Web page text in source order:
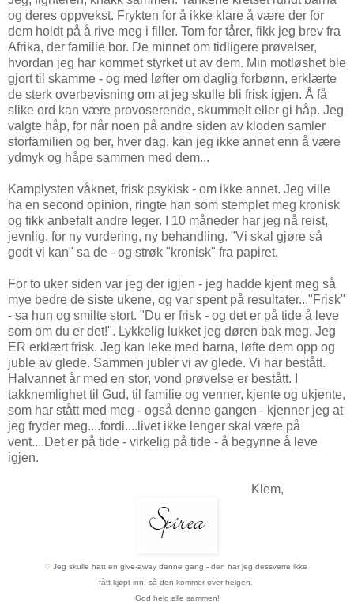
og deres oppvekst. Frykten for å ikke klare å være der for
dem holdt på å rive meg i filler. Tom for tårer, fikk jeg brev fra
Afrika, der familie bor. De minnet om tidligere prøvelser,
hvordan jeg har kommet styrket ut av dem. Min motløshet ble
gjort til skamme - og med løfter om daglig forbønn, erklærte
de sterk overbevisning om at jeg skulle bli frisk igjen. Å få
slike ord kan være provoserende, skummelt eller gi håp. Jeg
valgte håp, for når noen på andre siden av kloden samler
storfamilien og ber, hver dag, kan jeg ikke annet enn å være
ydmyk og håpe sammen med dem...
Kamplysten våknet, frisk psykisk - om ikke annet. Jeg ville
ha en second opinion, ringte han som stemplet meg kronisk
og fikk anbefalt andre leger. I 10 måneder har jeg nå reist,
jevnlig, for ny vurdering, ny behandling. "Vi skal gjøre så
godt vi kan" sa de - og strøk "kronisk" fra papiret.
For to uker siden var jeg der igjen - jeg hadde kjent meg så
mye bedre de siste ukene, og var spent på resultater..."Frisk"
- sa hun og smilte stort. "Du er frisk - og det er på tide å leve
som om du er det!". Lykkelig lukket jeg døren bak meg. Jeg
ER erklært frisk. Jeg kan leke med barna, løfte dem opp og
juble av glede. Sammen jubler vi av glede. Vi har bestått.
Halvannet år med en stor, vond prøvelse er bestått. I
takknemlighet til Gud, til familie og venner, kjente og ukjente,
som har stått med meg - også denne gangen - kjenner jeg at
jeg fryder meg....fordi....livet ikke lenger skal være på
vent....Det er på tide - virkelig på tide - å begynne å leve
igjen.
Klem,
♡ Jeg skulle hatt en give-away denne gang - den har jeg dessverre ikke
fått kjøpt inn, så den kommer over helgen.
God helg alle sammen!